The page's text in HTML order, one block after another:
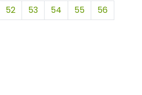
52 53 54 55 56